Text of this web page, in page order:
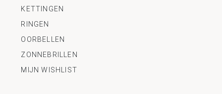
KETTINGEN
RINGEN
OORBELLEN
ZONNEBRILLEN
MIJN WISHLIST